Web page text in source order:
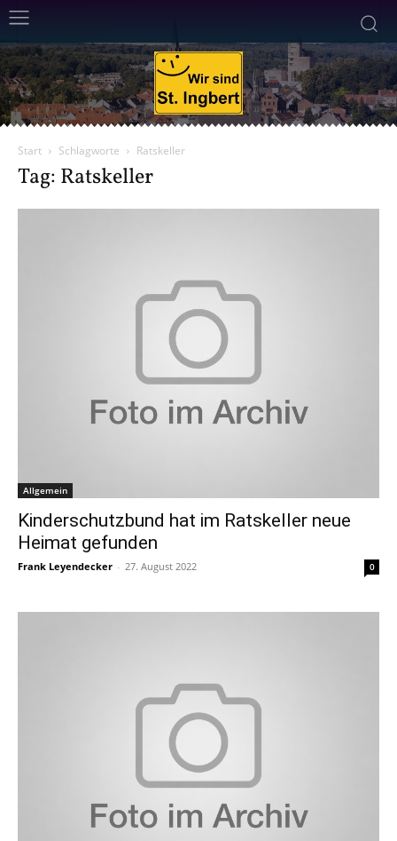
Start Schlagworte Ratskeller
Tag: Ratskeller
Allgemein
Kinderschutzbund hat im Ratskeller neue
Heimat gefunden
Frank Leyendecker - 27. August 2022 0